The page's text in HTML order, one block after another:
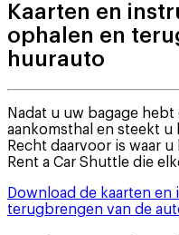
Kaarten en
ophalen en
huurauto
Nadat u uw bagage
aankomsthal en steekt u
Recht daarvoor is waar
Rent a Car Shuttle die
Download de kaarten
terugbrengen van de